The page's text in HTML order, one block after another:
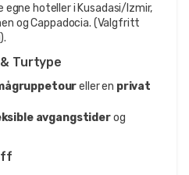
egne hoteller i Kusadasi/Izmir,
og Cappadocia. (Valgfritt
Turtype
eller en privat
avgangstiderog